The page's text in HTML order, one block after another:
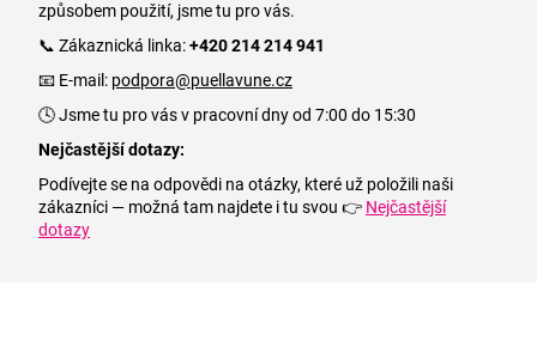
způsobem použití, jsme tu pro vás.
📞 Zákaznická linka:+420 214 214 941
📧 E-mail: podpora@puellavune.cz
🕓 Jsme tu pro vás v pracovní dny od 7:00 do 15:30
Nejčastější dotazy:
Podívejte se na odpovědi na otázky, které už položili naši
zákazníci — možná tam najdete i tu svou 👉 Nejčastější
dotazy